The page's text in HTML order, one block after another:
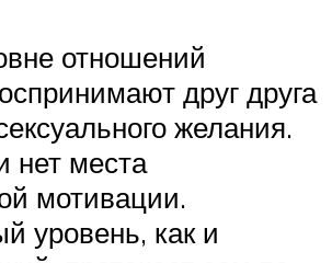
отношений
друг друга
желания.
нет места
мотивации.
уровень, как и